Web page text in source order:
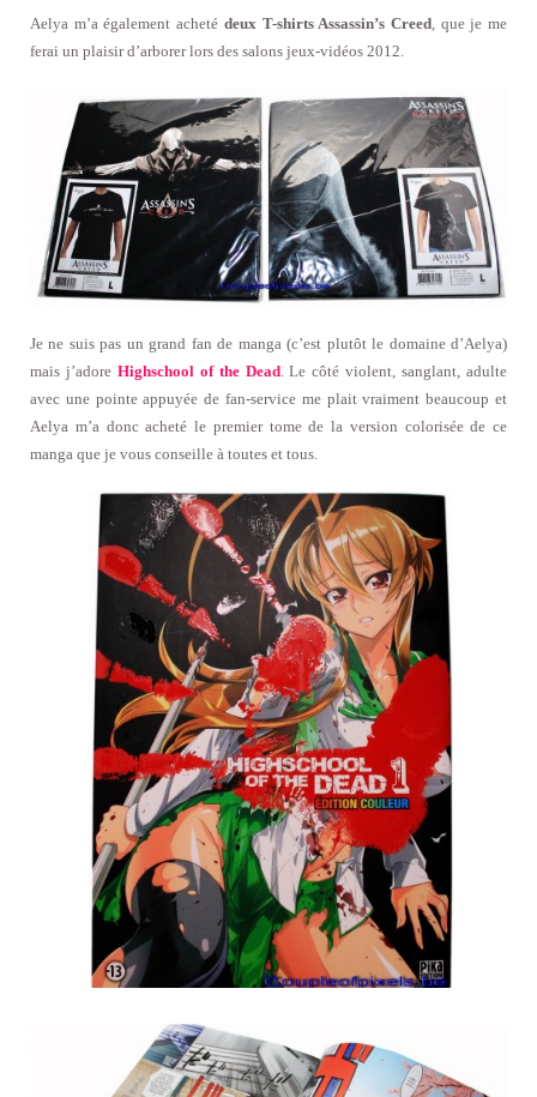
Aelya m’a également acheté deux T-shirts Assassin’s Creed, que je me
ferai un plaisir d’arborer lors des salons jeux-vidéos 2012.
Je ne suis pas un grand fan de manga (c’est plutôt le domaine d’Aelya)
mais j’adore Highschool of the Dead. Le côté violent, sanglant, adulte
avec une pointe appuyée de fan-service me plait vraiment beaucoup et
Aelya m’a donc acheté le premier tome de la version colorisée de ce
manga que je vous conseille à toutes et tous.